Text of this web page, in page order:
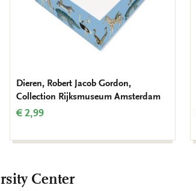
Dieren, Robert Jacob Gordon,
Collection Rijksmuseum Amsterdam
€ 2,99
Center